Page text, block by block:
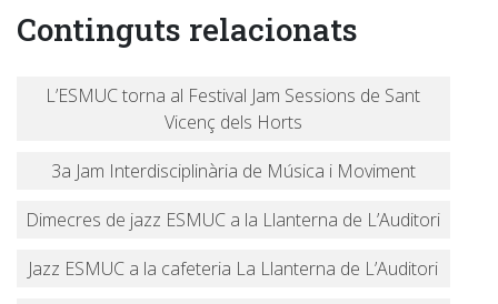
Continguts relacionats
L’ESMUC torna al Festival Jam Sessions de Sant
Vicenç dels Horts
3a Jam Interdisciplinària de Música i Moviment
Dimecres de jazz ESMUC a la Llanterna de L’Auditori
Jazz ESMUC a la cafeteria La Llanterna de L’Auditori